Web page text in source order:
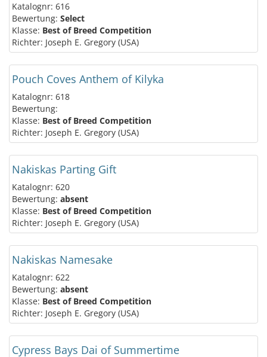
Katalognr: 616
Bewertung: Select
Klasse: Best of Breed Competition
Richter: Joseph E. Gregory (USA)
Pouch Coves Anthem of Kilyka
Katalognr: 618
Bewertung:
Klasse: Best of Breed Competition
Richter: Joseph E. Gregory (USA)
Nakiskas Parting Gift
Katalognr: 620
Bewertung: absent
Klasse: Best of Breed Competition
Richter: Joseph E. Gregory (USA)
Nakiskas Namesake
Katalognr: 622
Bewertung: absent
Klasse: Best of Breed Competition
Richter: Joseph E. Gregory (USA)
Cypress Bays Dai of Summertime